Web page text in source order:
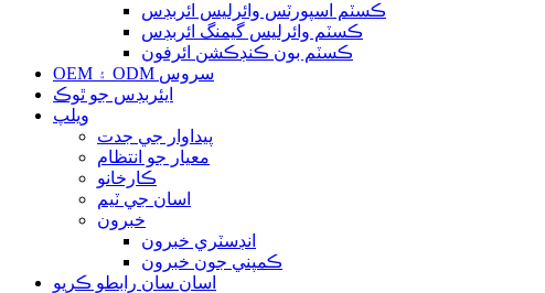
ڪسٽم اسپورٽس وائرليس ائربڊس
ڪسٽم وائرليس گيمنگ ائربڊس
ڪسٽم بون ڪنڊڪشن ائرفون
OEM ۽ ODM سروس
ايئربڊس جو ٿوڪ
ويلپ
پيداوار جي جدت
معيار جو انتظام
ڪارخانو
اسان جي ٽيم
خبرون
انڊسٽري خبرون
ڪمپني جون خبرون
اسان سان رابطو ڪريو